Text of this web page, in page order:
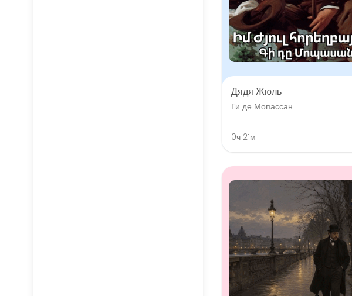
Дядя Жюль
Ги де Мопассан
0ч 21м